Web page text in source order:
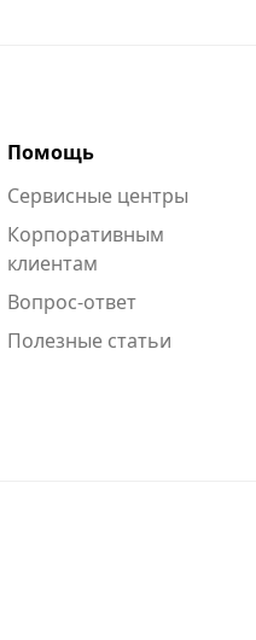
Помощь
Сервисные центры
Корпоративным
клиентам
Вопрос-ответ
Полезные статьи